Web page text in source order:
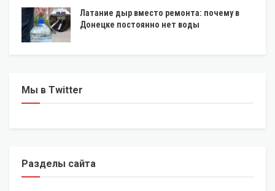
Латание дыр вместо ремонта: почему в
Донецке постоянно нет воды
Мы в Twitter
Разделы сайта